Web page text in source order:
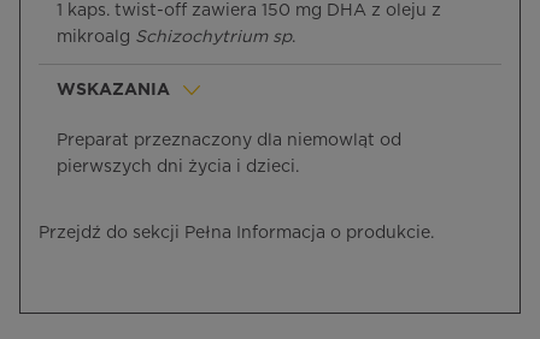
1 kaps. twist-off zawiera 150 mg DHA z oleju z
mikroalg Schizochytrium sp.
WSKAZANIA
Preparat przeznaczony dla niemowląt od
pierwszych dni życia i dzieci.
Przejdź do sekcji Pełna Informacja o produkcie.